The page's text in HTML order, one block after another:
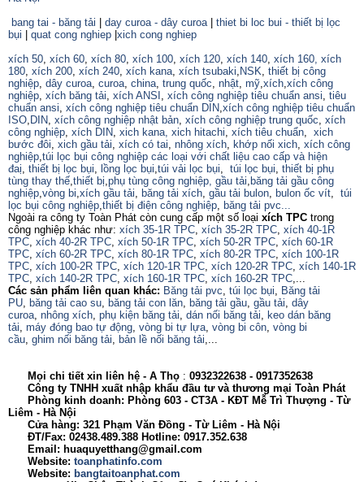
bang tai - băng tải
day curoa - dây curoa| thiet bi loc bui - thiết bị lọc
bụi
quat cong nghiep xich cong nghiep
xích 50, xích 60, xích 80, xích 100, xích 120, xích 140, xích 160, xích
180, xích 200, xích 240, xích kana, xích tsubaki, NSK, thiết bị công
nghiệp, dây curoa, curoa, china, trung quốc, nhật, mỹ,xích,xích công
nghiệp, xích băng tải, xích ANSI , xích công nghiệp tiêu chuẩn ansi, tiêu
chuẩn ansi, xích công nghiệp tiêu chuẩn DIN,xích công nghiệp tiêu chuẩn
ISO, DIN, xích công nghiệp nhật bản, xích công nghiệp trung quốc, xích
công nghiệp, xích DIN, xich kana, xich hitachi, xích tiêu chuẩn, xich
bước đôi, xich gầu tải, xích có tai, nhông xích, khớp nối xich, xích công
nghiệp,túi lọc bụi công nghiệp các loại với chất liệu cao cấp và hiện
đaị, thiết bị lọc bụi, lồng lọc bụi,túi vải lọc bụi, túi lọc bụi, thiết bị phụ
tùng thay thế,thiết bị,phụ tùng công nghiệp, gầu tải, băng tải gầu công
nghiệp,vòng bi,xích gầu tải, băng tải xích, gầu tải bulon, bulon ốc vít, túi
lọc bụi công nghiệp,thiết bị điện công nghiệp, băng tải pvc...
Ngoài ra công ty Toàn Phát còn cung cấp một số loại xích TPC trong
công nghiệp khác như: xích 35-1R TPC, xích 35-2R TPC, xích 40-1R
TPC, xích 40-2R TPC, xích 50-1R TPC, xích 50-2R TPC, xích 60-1R
TPC, xích 60-2R TPC, xích 80-1R TPC, xích 80-2R TPC, xích 100-1R
TPC, xích 100-2R TPC, xích 120-1R TPC, xích 120-2R TPC, xích 140-1R
TPC, xích 140-2R TPC, xích 160-1R TPC, xích 160-2R TPC,...
Các sản phẩm liên quan khác: Băng tải pvc, túi lọc bụi, Băng tải
PU, băng tải cao su, băng tải con lăn, băng tải gầu, gầu tải, dây
curoa, nhông xích, phụ kiện băng tải, dán nối băng tải, keo dán băng
tải, máy đóng bao tự động, vòng bi tự lựa, vòng bi côn, vòng bi
cầu, ghim nối băng tải, bản lề nối băng tải,...
Mọi chi tiết xin liên hệ - A Thọ : 0932322638 - 0917352638
Công ty TNHH xuất nhập khẩu đầu tư và thương mại Toàn Phát
Phòng kinh doanh: Phòng 603 - CT3A - KĐT Mễ Trì Thượng - Từ
Liêm - Hà Nội
Cửa hàng: 321 Phạm Văn Đồng - Từ Liêm - Hà Nội
ĐT/Fax: 02438.489.388 Hotline: 0917.352.638
Email: huaquyetthang@gmail.com
Website: toanphatinfo.com
Website: bangtaitoanphat.com